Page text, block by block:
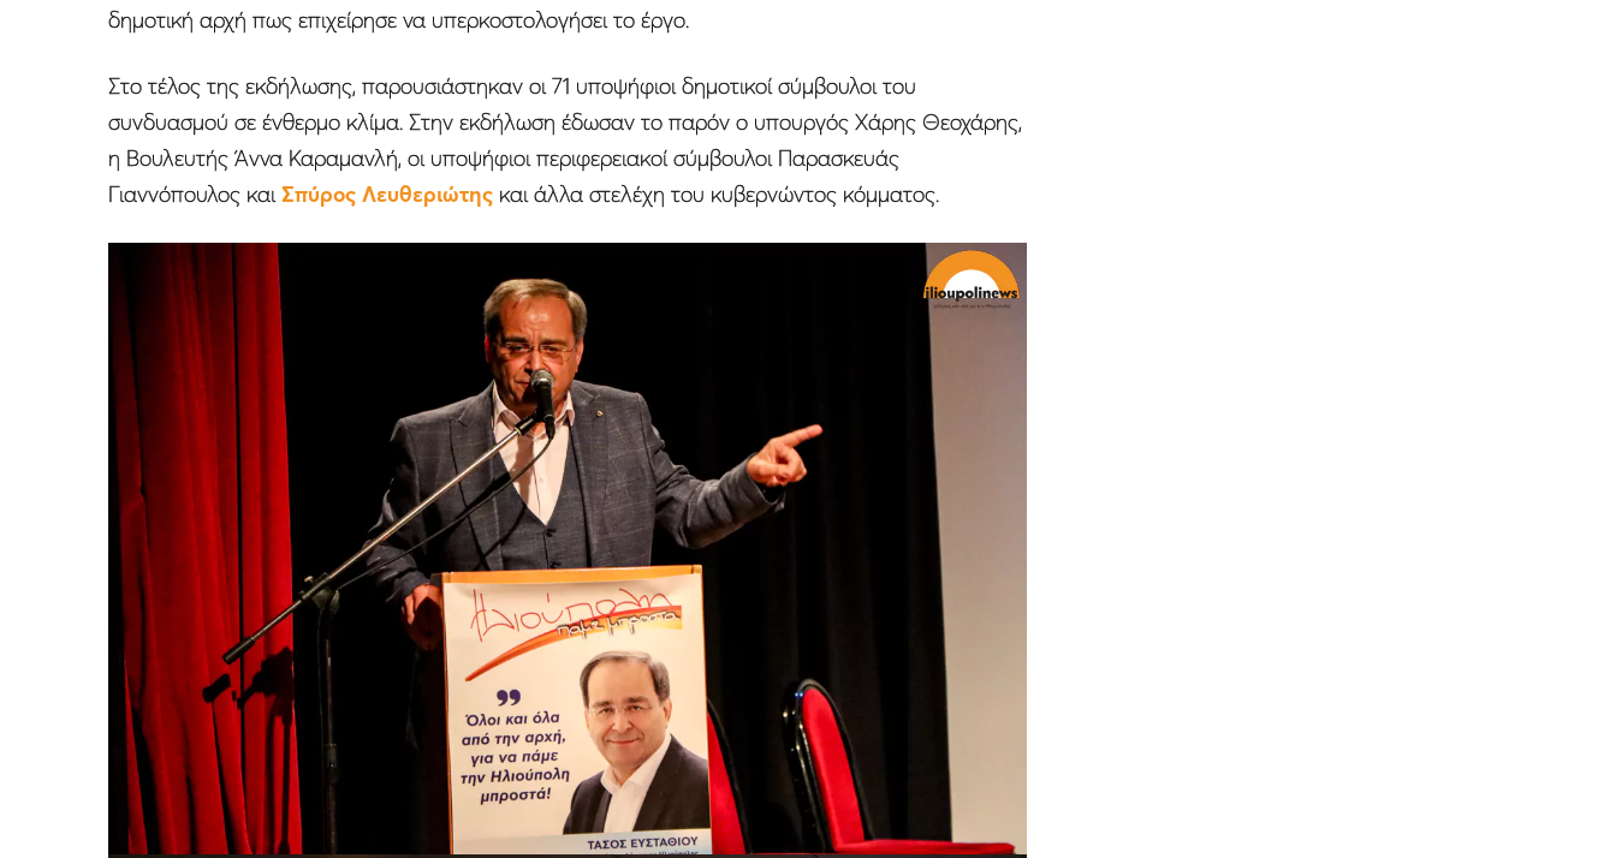
δημοτική αρχή πως επιχείρησε να υπερκοστολογήσει το έργο.
Στο τέλος της εκδήλωσης, παρουσιάστηκαν οι 71 υποψήφιοι δημοτικοί σύμβουλοι του
συνδυασμού σε ένθερμο κλίμα. Στην εκδήλωση έδωσαν το παρόν ο υπουργός Χάρης Θεοχάρης,
η Βουλευτής Άννα Καραμανλή, οι υποψήφιοι περιφερειακοί σύμβουλοι Παρασκευάς
Γιαννόπουλος καιΣπύρος Λευθεριώτης και άλλα στελέχη του κυβερνώντος κόμματος.